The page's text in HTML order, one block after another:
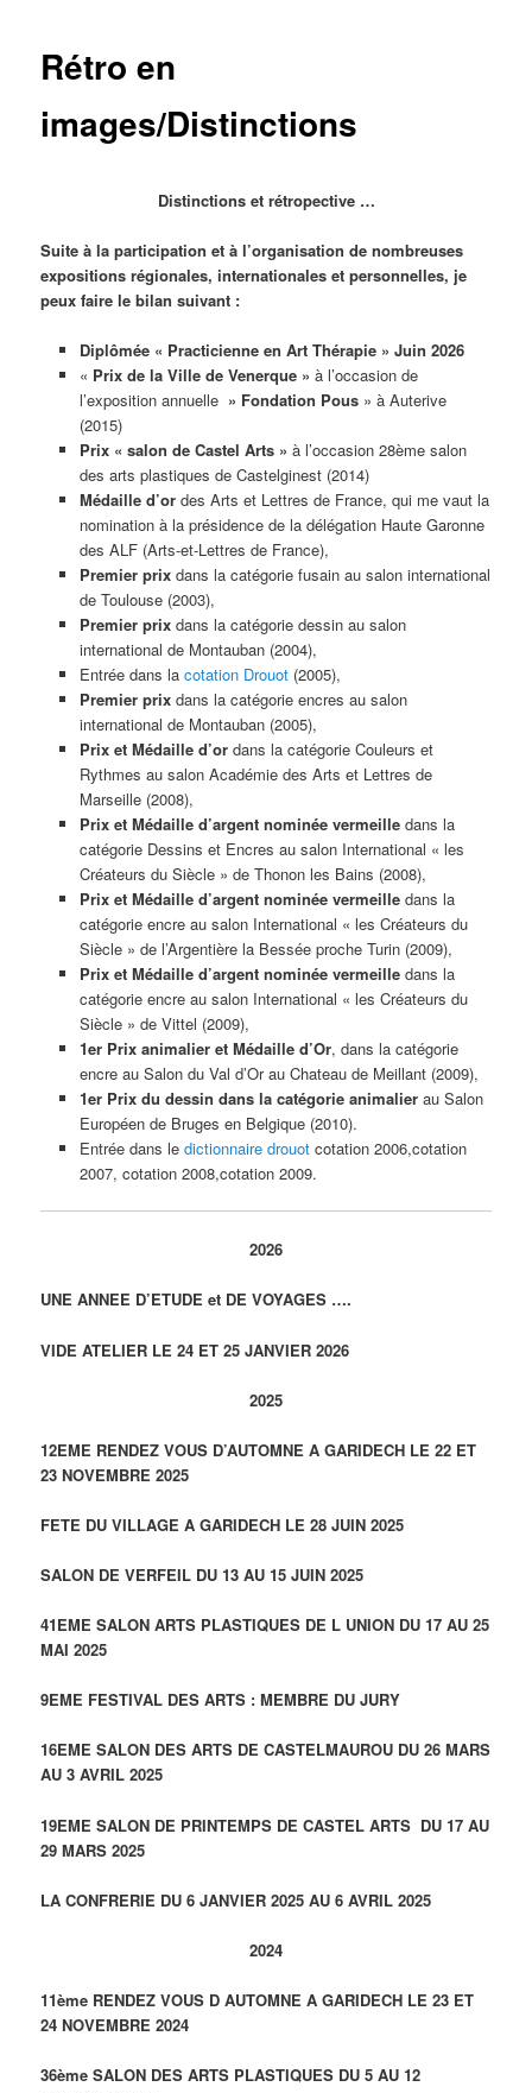
Rétro en
images/Distinctions
Distinctions et rétropective …
Suite à laparticipation et à l’organisation de nombreuses
expositions régionales, internationales et personnelles, je
peux faire le bilan suivant :
Diplômée « Practicienne en Art Thérapie » Juin 2026
« Prix de la Ville de Venerque » à l’occasion de
l’exposition annuelle » Fondation Pous» à Auterive
(2015)
Prix « salon de Castel Arts » à l’occasion 28ème salon
des arts plastiques de Castelginest (2014)
Médaille d’ordes Arts et Lettres de France, qui me vaut la
nomination à la présidence de la délégation Haute Garonne
des ALF (Arts-et-Lettres de France),
Premier prixdans la catégorie fusain au salon international
de Toulouse (2003),
Premier prixdans la catégorie dessin au salon
international de Montauban (2004),
Entrée dans la cotation Drouot(2005),
Premier prixdans la catégorie encres au salon
international de Montauban (2005),
Prix et Médaille d’ordans la catégorie Couleurs et
Rythmes au salon Académie des Arts et Lettres de
Marseille (2008),
Prix et Médaille d’argent nominée vermeilledans la
catégorie Dessins et Encres au salon International « les
Créateurs du Siècle » de Thonon les Bains (2008),
Prix et Médaille d’argent nominée vermeilledans la
catégorie encre au salon International « les Créateurs du
Siècle » de l’Argentière la Bessée proche Turin (2009),
Prix et Médaille d’argent nominée vermeilledans la
catégorie encre au salon International « les Créateurs du
Siècle » de Vittel (2009),
1er Prix animalier et Médaille d’Or, dans la catégorie
encre au Salon du Val d’Or au Chateau de Meillant (2009),
1er Prix du dessin dans la catégorie animalierau Salon
Européen de Bruges en Belgique (2010).
Entrée dans le dictionnaire drouotcotation 2006,cotation
2007, cotation 2008,cotation 2009.
2026
UNE ANNEE D’ETUDE et DE VOYAGES ….
VIDE ATELIER LE 24 ET 25 JANVIER 2026
2025
12EME RENDEZ VOUS D’AUTOMNE A GARIDECH LE 22 ET
23 NOVEMBRE 2025
FETE DU VILLAGE A GARIDECH LE 28 JUIN 2025
SALON DE VERFEIL DU 13 AU 15 JUIN 2025
41EME SALON ARTS PLASTIQUES DE L UNION DU 17 AU 25
MAI 2025
9EME FESTIVAL DES ARTS : MEMBRE DU JURY
16EME SALON DES ARTS DE CASTELMAUROU DU 26 MARS
AU 3 AVRIL 2025
19EME SALON DE PRINTEMPS DE CASTEL ARTS DU 17 AU
29 MARS 2025
LA CONFRERIE DU 6 JANVIER 2025 AU 6 AVRIL 2025
2024
11ème RENDEZ VOUS D AUTOMNE A GARIDECH LE 23 ET
24 NOVEMBRE 2024
36ème SALON DES ARTS PLASTIQUES DU 5 AU 12